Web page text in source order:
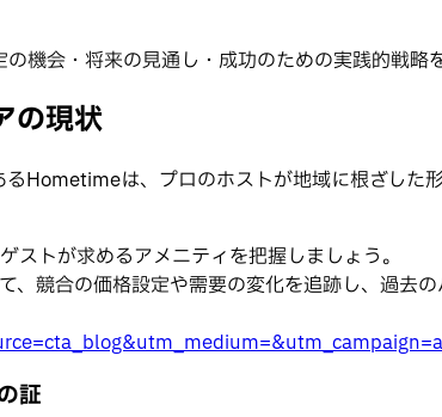
機会・将来の見通し・成功のための実践的戦略
の現状
Hometimeは、プロのホストが地域に根ざした
トが求めるアメニティを把握しましょう。
競合の価格設定や需要の変化を追跡し、過去
証